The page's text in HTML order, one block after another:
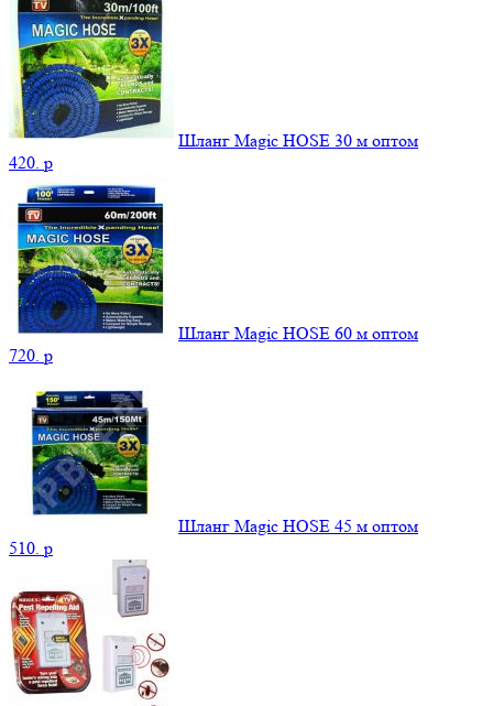
Шланг Magic HOSE 30 м оптом
420. p
Шланг Magic HOSE 60 м оптом
720. p
Шланг Magic HOSE 45 м оптом
510. p